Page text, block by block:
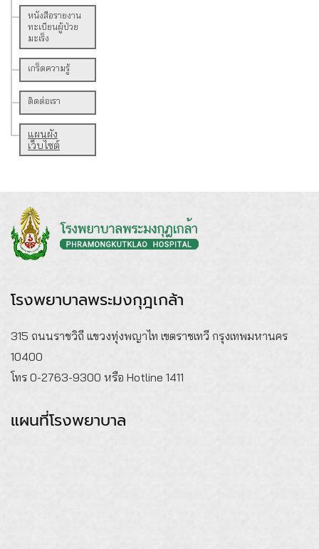
หนังสือรายงาน
ทะเบียนผู้ป่วย
มะเร็ง
เกร็ดความรู้
ติดต่อเรา
แผนผัง
เว็บไซต์
โรงพยาบาลพระมงกุฎเกล้า
315 ถนนราชวิถี แขวงทุ่งพญาไท เขตราชเทวี กรุงเทพมหานคร
10400
โทร 0-2763-9300 หรือ Hotline 1411
แผนที่โรงพยาบาล